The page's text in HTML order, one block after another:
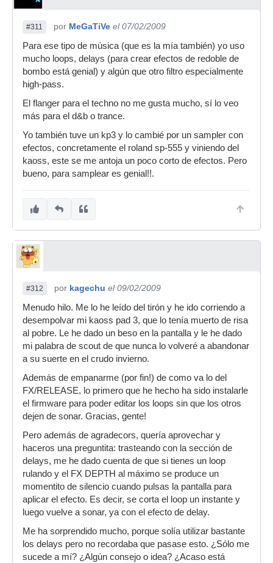
#311 por MeGaTiVe el 07/02/2009
Para ese tipo de música (que es la mía también) yo uso
mucho loops, delays (para crear efectos de redoble de
bombo está genial) y algún que otro filtro especialmente
high-pass.
El flanger para el techno no me gusta mucho, sí lo veo
más para el d&b o trance.
Yo también tuve un kp3 y lo cambié por un sampler con
efectos, concretamente el roland sp-555 y viniendo del
kaoss, este se me antoja un poco corto de efectos. Pero
bueno, para samplear es genial!!.
#312 por kagechu el 09/02/2009
Menudo hilo. Me lo he leído del tirón y he ido corriendo a
desempolvar mi kaoss pad 3, que lo tenía muerto de risa
al pobre. Le he dado un beso en la pantalla y le he dado
mi palabra de scout de que nunca lo volveré a abandonar
a su suerte en el crudo invierno.
Además de empanarme (por fin!) de como va lo del
FX/RELEASE, lo primero que he hecho ha sido instalarle
el firmware para poder editar los loops sin que los otros
dejen de sonar. Gracias, gente!
Pero además de agradecors, quería aprovechar y
haceros una preguntita: trasteando con la sección de
delays, me he dado cuenta de que si tienes un loop
rulando y el FX DEPTH al máximo se produce un
momentito de silencio cuando pulsas la pantalla para
aplicar el efecto. Es decir, se corta el loop un instante y
luego vuelve a sonar, ya con el efecto de delay.
Me ha sorprendido mucho, porque solía utilizar bastante
los delays pero no recordaba que pasase esto. ¿Sólo me
sucede a mí? ¿Algún consejo o idea? ¿Acaso está